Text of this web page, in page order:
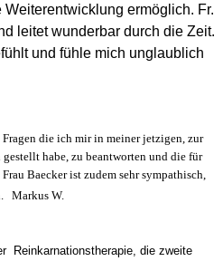
ermöglich. Fr.
leitet wunderbar durch die Zeit.
und fühle mich unglaublich
die ich mir in meiner jetzigen, zur
habe, zu beantworten und die für
Baecker ist zudem sehr sympathisch,
Markus W.
Reinkarnationstherapie, die zweite